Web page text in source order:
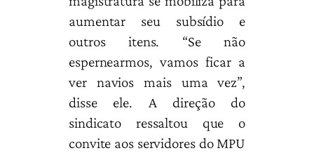
aumentar seu subsídio e
outros itens. “Se não
espernearmos, vamos ficar a
ver navios mais uma vez”,
disse ele. A direção do
sindicato ressaltou que o
convite aos servidores do MPU